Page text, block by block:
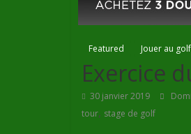
Featured Jouer au
Exercice
30 janvier 2019
tour, stage de golf